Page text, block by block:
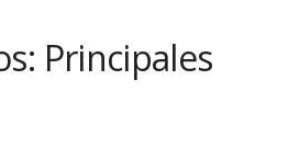
Principales